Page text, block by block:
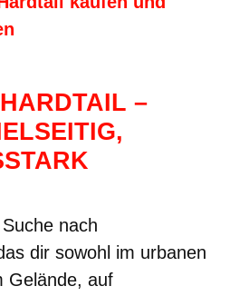
–
nach
dir sowohl im urbanen
Gelände, auf